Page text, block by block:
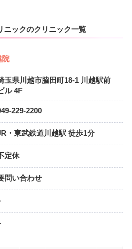
ニックのクリニック一覧
院
玉県川越市脇田町18-1 川越駅前
ル 4F
229-2200
・東武鉄道川越駅 徒歩1分
定休
問い合わせ